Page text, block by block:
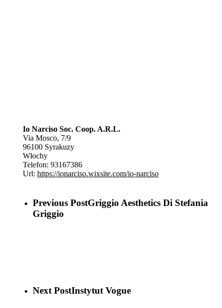
Io Narciso Soc. Coop. A.R.L.
Via Mosco, 7/9
96100 Syrakuzy
Włochy
Telefon: 93167386
Url: https://ionarciso.wixsite.com/io-narciso
Previous PostGriggio Aesthetics Di Stefania
Griggio
Next PostInstytut Vogue